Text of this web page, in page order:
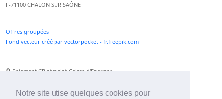
Notre site utise quelques cookies pour
F-71100 CHALON SUR SAÔNE
Offres groupées
Fond vecteur créé par vectorpocket - fr.freepik.com
Paiement CB sécurisé Caisse d'Epargne
Paiement Paypal accepté